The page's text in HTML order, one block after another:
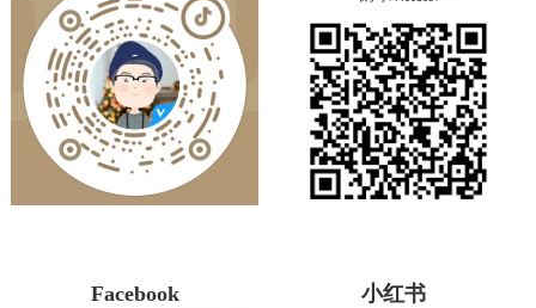
Facebook 小红书